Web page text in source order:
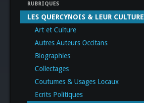
RUBRIQUES
LES QUERCYNOIS & LEUR CULTURE
Art et Culture
Autres Auteurs Occitans
Biographies
Collectages
Coutumes & Usages Locaux
Ecrits Politiques